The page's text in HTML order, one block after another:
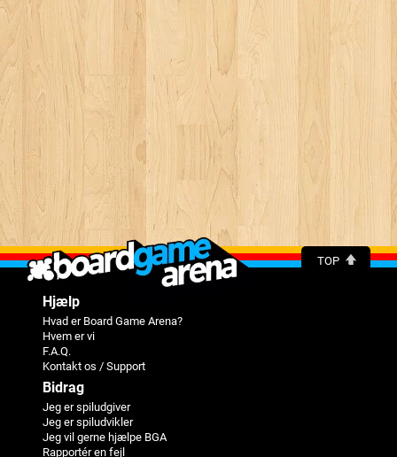
TOP
Hjælp
Hvad er Board Game Arena?
Hvem er vi
F.A.Q.
Kontakt os / Support
Bidrag
Jeg er spiludgiver
Jeg er spiludvikler
Jeg vil gerne hjælpe BGA
Rapportér en fejl